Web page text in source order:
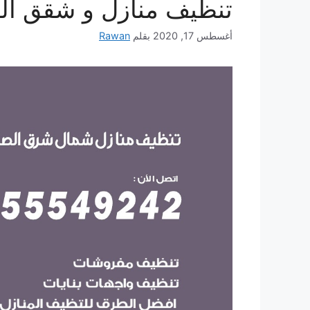
تنظيف منازل و شقق
أغسطس 17, 2020 بقلم Rawan